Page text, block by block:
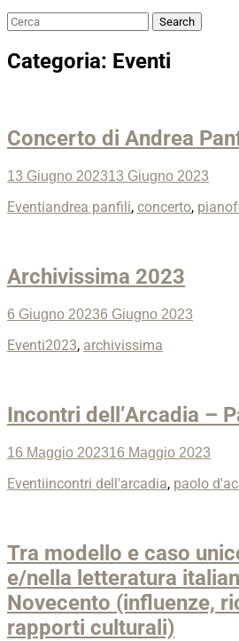
Search
Search
Categoria: Eventi
Concerto di Andrea
Posted
13 Giugno 202313 Giugno 2023
Categories
EventiTags
andrea panfili, concerto,
Archivissima 2023
Posted
6 Giugno 20236 Giugno 2023
Categories
EventiTags
2023, archivissima
Incontri dell’Arcadia –
Posted
16 Maggio 202316 Maggio 2023
Categories
EventiTags
incontri dell'arcadia, paolo
Tra modello e caso
e/nella letteratura
Novecento (influenze,
rapporti culturali)